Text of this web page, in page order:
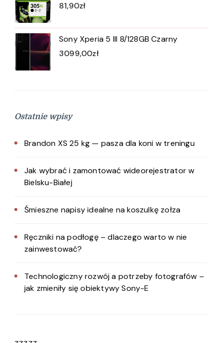
81,90zł
Sony Xperia 5 III 8/128GB Czarny
3099,00zł
Ostatnie wpisy
Brandon XS 25 kg — pasza dla koni w treningu
Jak wybrać i zamontować wideorejestrator w
Bielsku-Białej
Śmieszne napisy idealne na koszulkę zołza
Ręczniki na podłogę – dlaczego warto w nie
zainwestować?
Technologiczny rozwój a potrzeby fotografów –
jak zmieniły się obiektywy Sony-E